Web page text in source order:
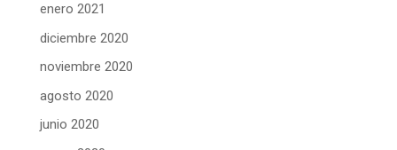
enero 2021
diciembre 2020
noviembre 2020
agosto 2020
junio 2020